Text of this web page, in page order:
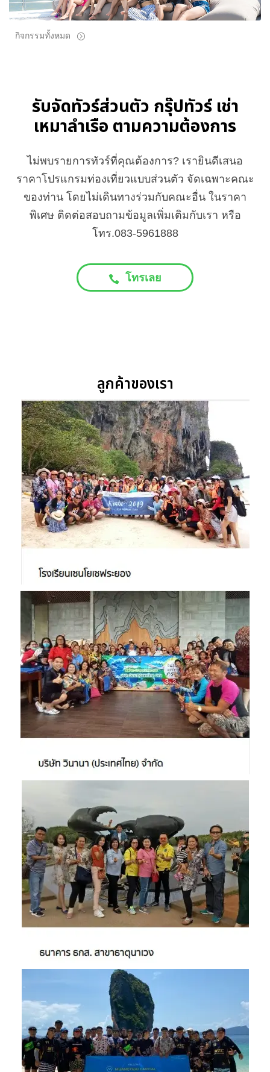
กิจกรรมทั้งหมด
รับจัดทัวร์ส่วนตัว กรุ๊ปทัวร์ เช่า
เหมาลำเรือ ตามความต้องการ
ไม่พบรายการทัวร์ที่คุณต้องการ? เรายินดีเสนอ
ราคาโปรแกรมท่องเที่ยวแบบส่วนตัว จัดเฉพาะคณะ
ของท่าน โดยไม่เดินทางร่วมกับคณะอื่น ในราคา
พิเศษ ติดต่อสอบถามข้อมูลเพิ่มเติมกับเรา หรือ
โทร.083-5961888
โทรเลย
ลูกค้าของเรา